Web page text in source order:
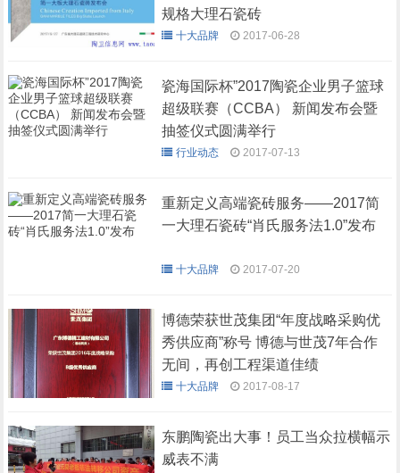
规格大理石瓷砖
十大品牌 2017-06-28
瓷海国际杯”2017陶瓷企业男子篮球
超级联赛（CCBA） 新闻发布会暨
抽签仪式圆满举行
行业动态 2017-07-13
重新定义高端瓷砖服务——2017简
一大理石瓷砖“肖氏服务法1.0”发布
十大品牌 2017-07-20
博德荣获世茂集团“年度战略采购优
秀供应商”称号 博德与世茂7年合作
无间，再创工程渠道佳绩
十大品牌 2017-08-17
东鹏陶瓷出大事！员工当众拉横幅示
威表不满